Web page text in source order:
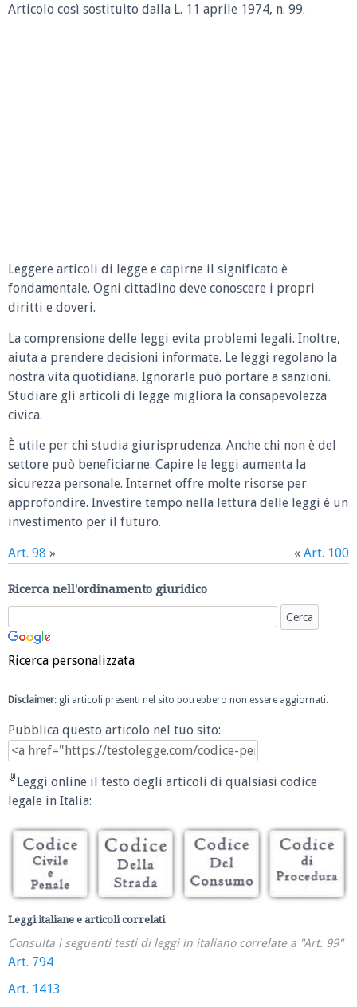
Articolo così sostituito dalla L. 11 aprile 1974, n. 99.
Leggere articoli di legge e capirne il significato è
fondamentale. Ogni cittadino deve conoscere i propri
diritti e doveri.
La comprensione delle leggi evita problemi legali. Inoltre,
aiuta a prendere decisioni informate. Le leggi regolano la
nostra vita quotidiana. Ignorarle può portare a sanzioni.
Studiare gli articoli di legge migliora la consapevolezza
civica.
È utile per chi studia giurisprudenza. Anche chi non è del
settore può beneficiarne. Capire le leggi aumenta la
sicurezza personale. Internet offre molte risorse per
approfondire. Investire tempo nella lettura delle leggi è un
investimento per il futuro.
Art. 98 » « Art. 100
Ricerca nell'ordinamento giuridico
Ricerca personalizzata
Disclaimer: gli articoli presenti nel sito potrebbero non essere aggiornati.
Pubblica questo articolo nel tuo sito:
Leggi online il testo degli articoli di qualsiasi codice
legale in Italia:
Leggi italiane e articoli correlati
Consulta i seguenti testi di leggi in italiano correlate a "Art. 99"
Art. 794
Art. 1413